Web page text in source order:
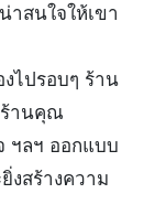
าสนใจให้เขา
ไปรอบๆ ร้าน
ร้านคุณ
ฯลฯ ออกแบบ
งสร้างความ